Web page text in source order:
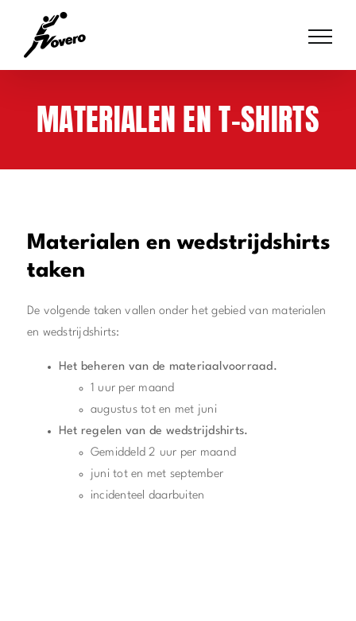
content
MATERIALEN EN T-SHIRTS
Materialen en wedstrijdshirts
taken
De volgende taken vallen onder het gebied van materialen
en wedstrijdshirts:
Het beheren van de materiaalvoorraad.
1 uur per maand
augustus tot en met juni
Het regelen van de wedstrijdshirts.
Gemiddeld 2 uur per maand
juni tot en met september
incidenteel daarbuiten